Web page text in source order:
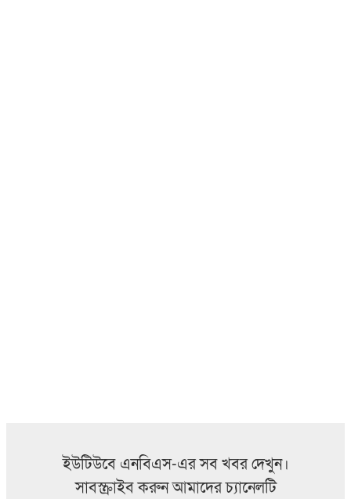
ইউটিউবে এনবিএস-এর সব খবর দেখুন।
সাবস্ক্রাইব করুন আমাদের চ্যানেলটি